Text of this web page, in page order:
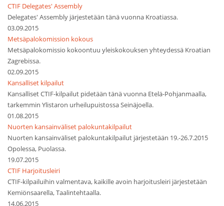
CTIF Delegates' Assembly
Delegates' Assembly järjestetään tänä vuonna Kroatiassa.
03.09.2015
Metsäpalokomission kokous
Metsäpalokomissio kokoontuu yleiskokouksen yhteydessä Kroatian
Zagrebissa.
02.09.2015
Kansalliset kilpailut
Kansalliset CTIF-kilpailut pidetään tänä vuonna Etelä-Pohjanmaalla,
tarkemmin Ylistaron urheilupuistossa Seinäjoella.
01.08.2015
Nuorten kansainväliset palokuntakilpailut
Nuorten kansainväliset palokuntakilpailut järjestetään 19.-26.7.2015
Opolessa, Puolassa.
19.07.2015
CTIF Harjoitusleiri
CTIF-kilpailuihin valmentava, kaikille avoin harjoitusleiri järjestetään
Kemiönsaarella, Taalintehtaalla.
14.06.2015